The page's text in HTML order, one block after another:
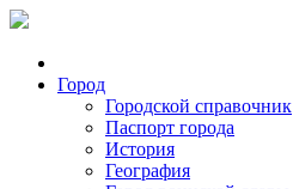
Город
Городской справочник
Паспорт города
История
География